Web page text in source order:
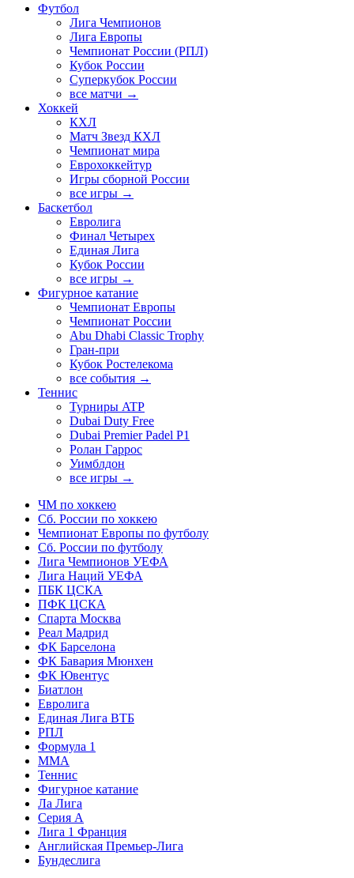
Футбол
Лига Чемпионов
Лига Европы
Чемпионат России (РПЛ)
Кубок России
Суперкубок России
все матчи →
Хоккей
КХЛ
Матч Звезд КХЛ
Чемпионат мира
Еврохоккейтур
Игры сборной России
все игры →
Баскетбол
Евролига
Финал Четырех
Единая Лига
Кубок России
все игры →
Фигурное катание
Чемпионат Европы
Чемпионат России
Abu Dhabi Classic Trophy
Гран-при
Кубок Ростелекома
все события →
Теннис
Турниры ATP
Dubai Duty Free
Dubai Premier Padel P1
Ролан Гаррос
Уимблдон
все игры →
ЧМ по хоккею
Сб. России по хоккею
Чемпионат Европы по футболу
Сб. России по футболу
Лига Чемпионов УЕФА
Лига Наций УЕФА
ПБК ЦСКА
ПФК ЦСКА
Спарта Москва
Реал Мадрид
ФК Барселона
ФК Бавария Мюнхен
ФК Ювентус
Биатлон
Евролига
Единая Лига ВТБ
РПЛ
Формула 1
MMA
Теннис
Фигурное катание
Ла Лига
Серия А
Лига 1 Франция
Английская Премьер-Лига
Бундеслига